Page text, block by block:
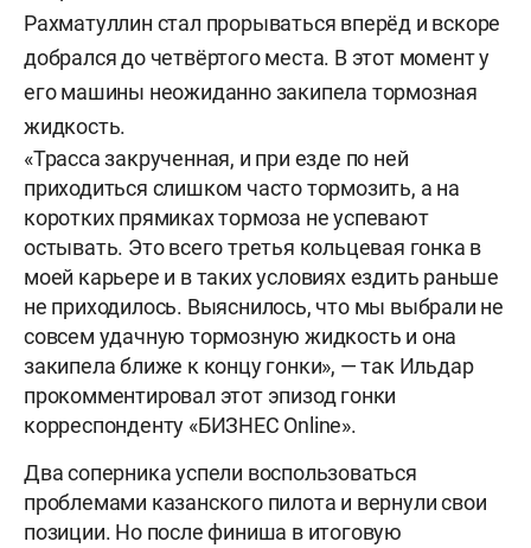
Рахматуллин стал прорываться вперёд и вскоре
добрался до четвёртого места. В этот момент у
его машины неожиданно закипела тормозная
жидкость.
«Трасса закрученная, и при езде по ней
приходиться слишком часто тормозить, а на
коротких прямиках тормоза не успевают
остывать. Это всего третья кольцевая гонка в
моей карьере и в таких условиях ездить раньше
не приходилось. Выяснилось, что мы выбрали не
совсем удачную тормозную жидкость и она
закипела ближе к концу гонки», — так Ильдар
прокомментировал этот эпизод гонки
корреспонденту «БИЗНЕС Online».
Два соперника успели воспользоваться
проблемами казанского пилота и вернули свои
позиции. Но после финиша в итоговую